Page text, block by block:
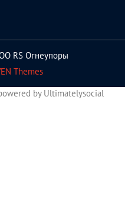
RS Огнеупоры
Themes
by Ultimatelysocial